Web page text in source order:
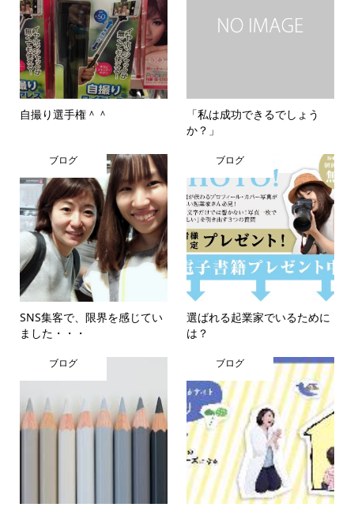
自撮り選手権＾＾
「私は成功できるでしょう
か？」
ブログ
SNS集客で、限界を感じてい
ました・・・
ブログ
選ばれる起業家でいるために
は？
ブログ ブログ